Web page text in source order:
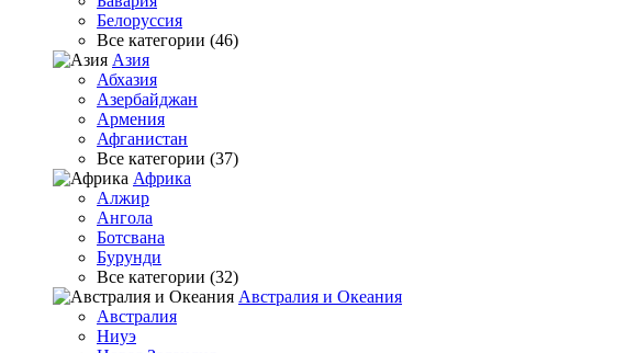
Белоруссия
Все категории (46)
Азия
Абхазия
Азербайджан
Армения
Афганистан
Все категории (37)
Африка
Алжир
Ангола
Ботсвана
Бурунди
Все категории (32)
Австралия и Океания
Австралия
Ниуэ